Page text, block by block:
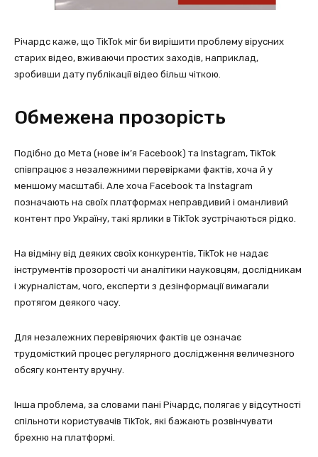
Річардс каже, що TikTok міг би вирішити проблему вірусних
старих відео, вживаючи простих заходів, наприклад,
зробивши дату публікації відео більш чіткою.
Обмежена прозорість
Подібно до Мета (нове ім’я Facebook) та Instagram, TikTok
співпрацює з незалежними перевірками фактів, хоча й у
меншому масштабі. Але хоча Facebook та Instagram
позначають на своїх платформах неправдивий і оманливий
контент про Україну, такі ярлики в TikTok зустрічаються рідко.
На відміну від деяких своїх конкурентів, TikTok не надає
інструментів прозорості чи аналітики науковцям, дослідникам
і журналістам, чого, експерти з дезінформації вимагали
протягом деякого часу.
Для незалежних перевіряючих фактів це означає
трудомісткий процес регулярного дослідження величезного
обсягу контенту вручну.
Інша проблема, за словами пані Річардс, полягає у відсутності
спільноти користувачів TikTok, які бажають розвінчувати
брехню на платформі.